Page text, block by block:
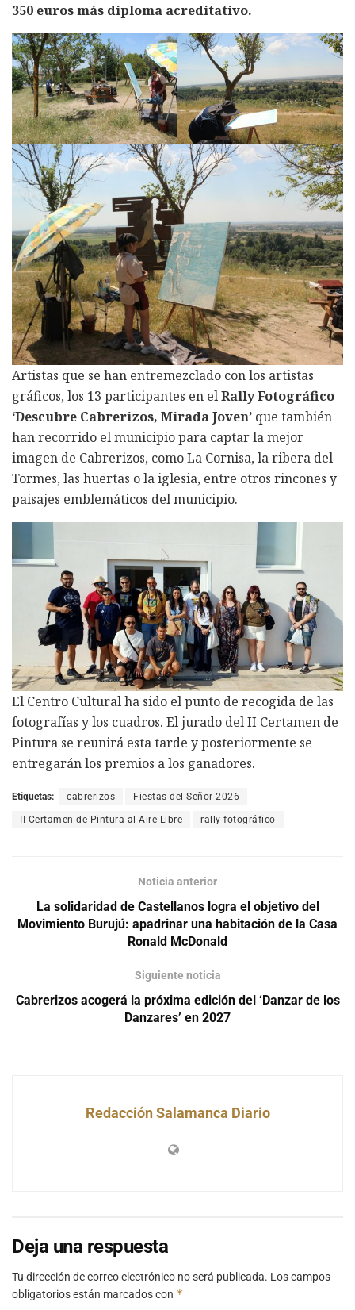
350 euros más diploma acreditativo.
Artistas que se han entremezclado con los artistas
gráficos, los 13 participantes en elRally Fotográfico
‘Descubre Cabrerizos, Mirada Joven’ que también
han recorrido el municipio para captar la mejor
imagen de Cabrerizos, como La Cornisa, la ribera del
Tormes, las huertas o la iglesia, entre otros rincones y
paisajes emblemáticos del municipio.
El Centro Cultural ha sido el punto de recogida de las
fotografías y los cuadros. El jurado del II Certamen de
Pintura se reunirá esta tarde y posteriormente se
entregarán los premios a los ganadores.
Etiquetas: cabrerizos Fiestas del Señor 2026
II Certamen de Pintura al Aire Libre rally fotográfico
Noticia anterior
La solidaridad de Castellanos logra el objetivo del
Movimiento Burujú: apadrinar una habitación de la Casa
Ronald McDonald
Siguiente noticia
Cabrerizos acogerá la próxima edición del ‘Danzar de los
Danzares’ en 2027
Redacción Salamanca Diario
Deja una respuesta
Tu dirección de correo electrónico no será publicada. Los campos
obligatorios están marcados con *